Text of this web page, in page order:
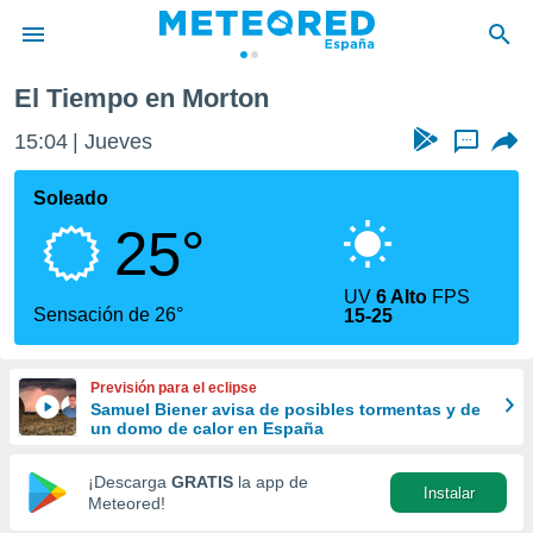
de
por
que se
calidad.
a este
las
y
forma
digital
basada
El Tiempo en Morton
15:04 Jueves ...
Soleado
25°
Sensación de 26°
UV6 Alto FPS
15-25
Previsión para el eclipse
Samuel Biener avisa de posibles tormentas y de
un domo de calor en España
¡Descarga GRATIS la app de
Meteored!
Instalar